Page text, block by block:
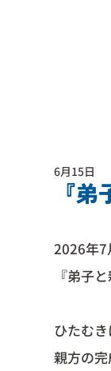
『
6月15日
2026年7
『弟子
ひたむ
親方の完